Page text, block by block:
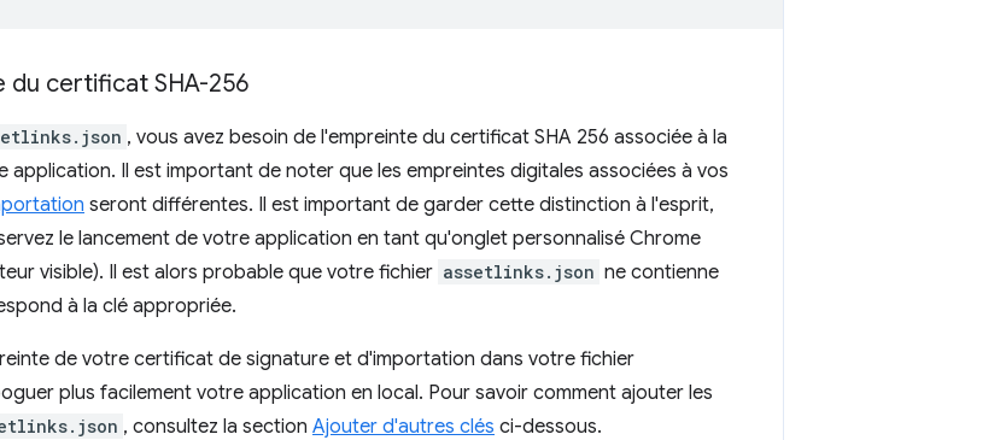
certificat SHA-256
, vous avez besoin de l'empreinte du certificat SHA 256 associée à la
application. Il est important de noter que les empreintes digitales associées à vos
seront différentes. Il est important de garder cette distinction à l'esprit,
le lancement de votre application en tant qu'onglet personnalisé Chrome
visible). Il est alors probable que votre fichier assetlinks.json ne contienne
à la clé appropriée.
de votre certificat de signature et d'importation dans votre fichier
plus facilement votre application en local. Pour savoir comment ajouter les
, consultez la section Ajouter d'autres clés ci-dessous.